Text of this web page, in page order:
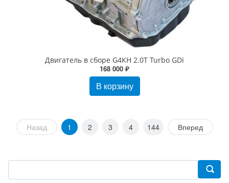
Двигатель в сборе G4KH 2.0T Turbo GDi
168 000 ₽
В корзину
Назад 1 2 3 4 144 Вперед